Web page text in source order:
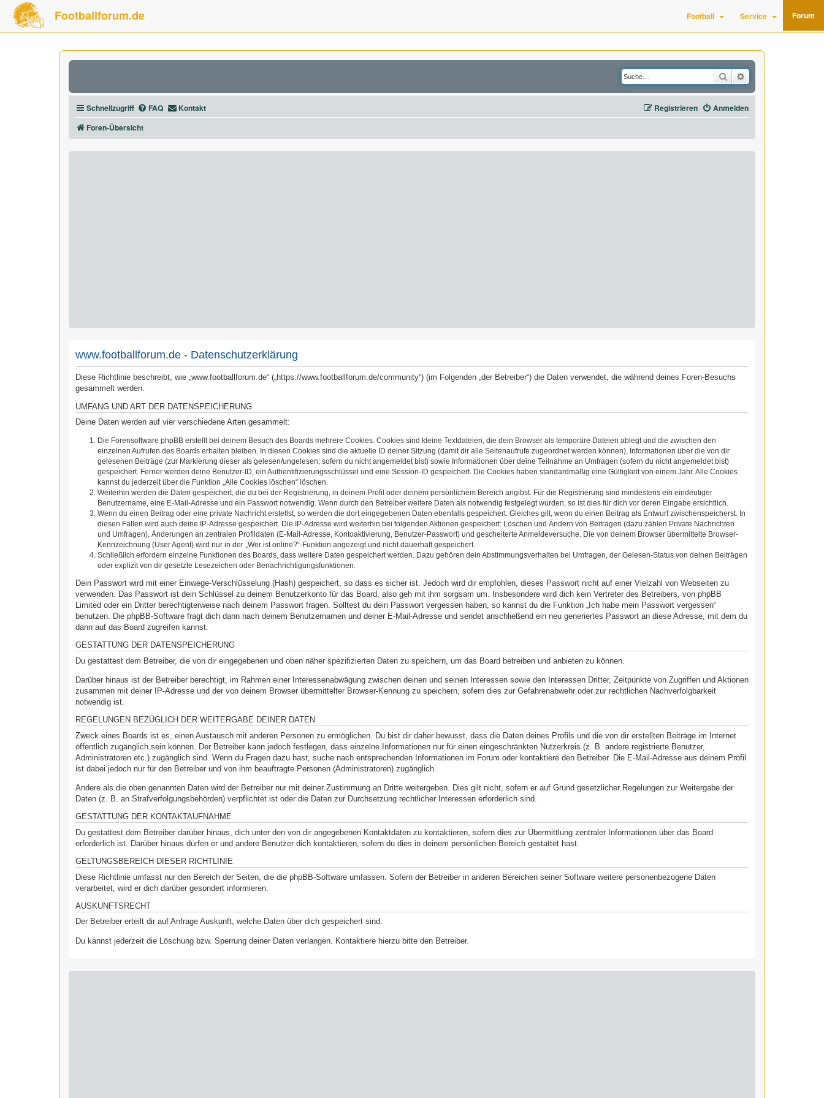
Footballforum.de Football Service Forum
Suche
Schnellzugriff FAQ Kontakt Anmelden
Registrieren
Foren-Übersicht
www.footballforum.de - Datenschutzerklärung
Diese Richtlinie beschreibt, wie „www.footballforum.de“ („https://www.footballforum.de/community“) (im Folgenden „der Betreiber“) die Daten verwendet, die während deines Foren-Besuchs
gesammelt werden.
UMFANG UND ART DER DATENSPEICHERUNG
Deine Daten werden auf vier verschiedene Arten gesammelt:
Die Forensoftware phpBB erstellt bei deinem Besuch des Boards mehrere Cookies. Cookies sind kleine Textdateien, die dein Browser als temporäre Dateien ablegt und die zwischen den
einzelnen Aufrufen des Boards erhalten bleiben. In diesen Cookies sind die aktuelle ID deiner Sitzung (damit dir alle Seitenaufrufe zugeordnet werden können), Informationen über die von dir
gelesenen Beiträge (zur Markierung dieser als gelesen/ungelesen; sofern du nicht angemeldet bist) sowie Informationen über deine Teilnahme an Umfragen (sofern du nicht angemeldet bist)
gespeichert. Ferner werden deine Benutzer-ID, ein Authentifizierungsschlüssel und eine Session-ID gespeichert. Die Cookies haben standardmäßig eine Gültigkeit von einem Jahr. Alle Cookies
kannst du jederzeit über die Funktion „Alle Cookies löschen“ löschen.
Weiterhin werden die Daten gespeichert, die du bei der Registrierung, in deinem Profil oder deinem persönlichem Bereich angibst. Für die Registrierung sind mindestens ein eindeutiger
Benutzername, eine E-Mail-Adresse und ein Passwort notwendig. Wenn durch den Betreiber weitere Daten als notwendig festgelegt wurden, so ist dies für dich vor deren Eingabe ersichtlich.
Wenn du einen Beitrag oder eine private Nachricht erstellst, so werden die dort eingegebenen Daten ebenfalls gespeichert. Gleiches gilt, wenn du einen Beitrag als Entwurf zwischenspeicherst. In
diesen Fällen wird auch deine IP-Adresse gespeichert. Die IP-Adresse wird weiterhin bei folgenden Aktionen gespeichert: Löschen und Ändern von Beiträgen (dazu zählen Private Nachrichten
und Umfragen), Änderungen an zentralen Profildaten (E-Mail-Adresse, Kontoaktivierung, Benutzer-Passwort) und gescheiterte Anmeldeversuche. Die von deinem Browser übermittelte Browser-
Kennzeichnung (User Agent) wird nur in der „Wer ist online?“-Funktion angezeigt und nicht dauerhaft gespeichert.
Schließlich erfordern einzelne Funktionen des Boards, dass weitere Daten gespeichert werden. Dazu gehören dein Abstimmungsverhalten bei Umfragen, der Gelesen-Status von deinen Beiträgen
oder explizit von dir gesetzte Lesezeichen oder Benachrichtigungsfunktionen.
Dein Passwort wird mit einer Einwege-Verschlüsselung (Hash) gespeichert, so dass es sicher ist. Jedoch wird dir empfohlen, dieses Passwort nicht auf einer Vielzahl von Webseiten zu
verwenden. Das Passwort ist dein Schlüssel zu deinem Benutzerkonto für das Board, also geh mit ihm sorgsam um. Insbesondere wird dich kein Vertreter des Betreibers, von phpBB
Limited oder ein Dritter berechtigterweise nach deinem Passwort fragen. Solltest du dein Passwort vergessen haben, so kannst du die Funktion „Ich habe mein Passwort vergessen“
benutzen. Die phpBB-Software fragt dich dann nach deinem Benutzernamen und deiner E-Mail-Adresse und sendet anschließend ein neu generiertes Passwort an diese Adresse, mit dem du
dann auf das Board zugreifen kannst.
GESTATTUNG DER DATENSPEICHERUNG
Du gestattest dem Betreiber, die von dir eingegebenen und oben näher spezifizierten Daten zu speichern, um das Board betreiben und anbieten zu können.
Darüber hinaus ist der Betreiber berechtigt, im Rahmen einer Interessenabwägung zwischen deinen und seinen Interessen sowie den Interessen Dritter, Zeitpunkte von Zugriffen und Aktionen
zusammen mit deiner IP-Adresse und der von deinem Browser übermittelter Browser-Kennung zu speichern, sofern dies zur Gefahrenabwehr oder zur rechtlichen Nachverfolgbarkeit
notwendig ist.
REGELUNGEN BEZÜGLICH DER WEITERGABE DEINER DATEN
Zweck eines Boards ist es, einen Austausch mit anderen Personen zu ermöglichen. Du bist dir daher bewusst, dass die Daten deines Profils und die von dir erstellten Beiträge im Internet
öffentlich zugänglich sein können. Der Betreiber kann jedoch festlegen, dass einzelne Informationen nur für einen eingeschränkten Nutzerkreis (z. B. andere registrierte Benutzer,
Administratoren etc.) zugänglich sind. Wenn du Fragen dazu hast, suche nach entsprechenden Informationen im Forum oder kontaktiere den Betreiber. Die E-Mail-Adresse aus deinem Profil
ist dabei jedoch nur für den Betreiber und von ihm beauftragte Personen (Administratoren) zugänglich.
Andere als die oben genannten Daten wird der Betreiber nur mit deiner Zustimmung an Dritte weitergeben. Dies gilt nicht, sofern er auf Grund gesetzlicher Regelungen zur Weitergabe der
Daten (z. B. an Strafverfolgungsbehörden) verpflichtet ist oder die Daten zur Durchsetzung rechtlicher Interessen erforderlich sind.
GESTATTUNG DER KONTAKTAUFNAHME
Du gestattest dem Betreiber darüber hinaus, dich unter den von dir angegebenen Kontaktdaten zu kontaktieren, sofern dies zur Übermittlung zentraler Informationen über das Board
erforderlich ist. Darüber hinaus dürfen er und andere Benutzer dich kontaktieren, sofern du dies in deinem persönlichen Bereich gestattet hast.
GELTUNGSBEREICH DIESER RICHTLINIE
Diese Richtlinie umfasst nur den Bereich der Seiten, die die phpBB-Software umfassen. Sofern der Betreiber in anderen Bereichen seiner Software weitere personenbezogene Daten
verarbeitet, wird er dich darüber gesondert informieren.
AUSKUNFTSRECHT
Der Betreiber erteilt dir auf Anfrage Auskunft, welche Daten über dich gespeichert sind.
Du kannst jederzeit die Löschung bzw. Sperrung deiner Daten verlangen. Kontaktiere hierzu bitte den Betreiber.